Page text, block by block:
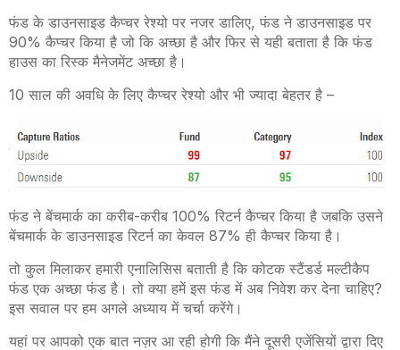
फंड के डाउनसाइड कैप्चर रेश्यो पर नजर डालिए, फंड ने डाउनसाइड पर
90% कैप्चर किया है जो कि अच्छा है और फिर से यही बताता है कि फंड
हाउस का रिस्क मैनेजमेंट अच्छा है।
10 साल की अवधि के लिए कैप्चर रेश्यो और भी ज्यादा बेहतर है –
फंड ने बेंचमार्क का करीब-करीब 100% रिटर्न कैप्चर किया है जबकि उसने
बेंचमार्क के डाउनसाइड रिटर्न का केवल 87% ही कैप्चर किया है।
तो कुल मिलाकर हमारी एनालिसिस बताती है कि कोटक स्टैंडर्ड मल्टीकैप
फंड एक अच्छा फंड है। तो क्या हमें इस फंड में अब निवेश कर देना चाहिए?
इस सवाल पर हम अगले अध्याय में चर्चा करेंगे।
यहां पर आपको एक बात नज़र आ रही होगी कि मैंने दूसरी एजेंसियों द्वारा दिए